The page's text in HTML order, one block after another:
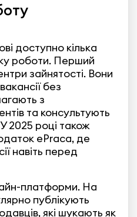
доступно кілька
роботи. Перший
зайнятості. Вони
без
з
та консультують
2025 році також
ePraca, де
навіть перед
платформи. На
публікують
які шукають як